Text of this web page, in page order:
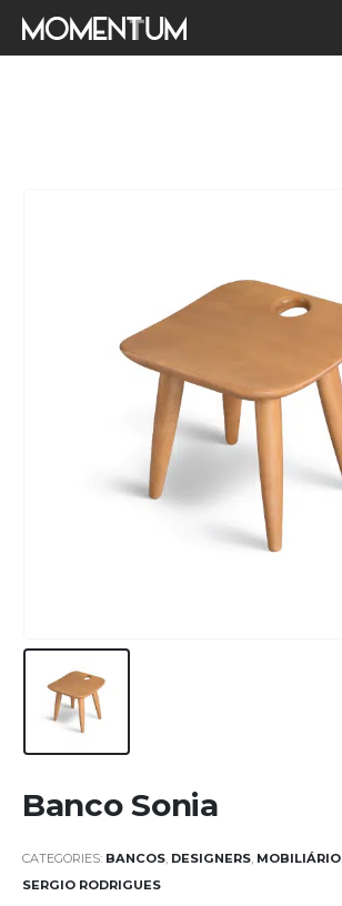
Banco Sonia
CATEGORIES: BANCOS DESIGNERS MOBILIÁRIO
SERGIO RODRIGUES